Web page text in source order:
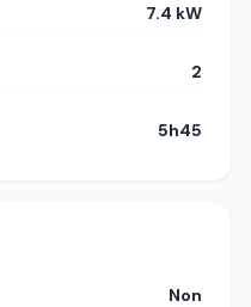
7.4 kW
2
5h45
Non